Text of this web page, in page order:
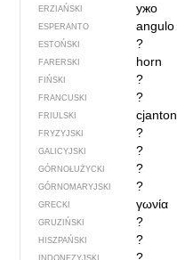
ERZIAŃSKI ужо
ESPERANTO angulo
ESTOŃSKI ?
FARERSKI horn
FIŃSKI ?
FRANCUSKI ?
FRIULSKI cjanton
FRYZYJSKI ?
GALICYJSKI ?
GÓRNOŁUŻYCKI ?
GÓRNOMARYJSKI ?
GRECKI γωνία
GRUZIŃSKI ?
HISZPAŃSKI ?
INDONEZYJSKI